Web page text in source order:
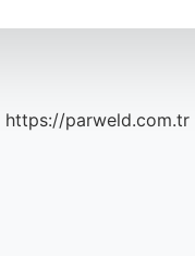
https://parweld.com.tr